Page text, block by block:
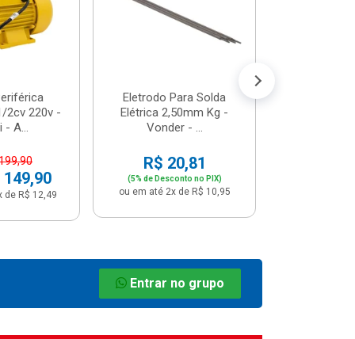
2cv 220v -
- A...
149,90
de R$ 12,49
Eletrodo Para Solda
Elétrica 2,50mm Kg -
Vonder - ...
R$ 20,81
(5% de Desconto no PIX)
ou em até 2x de R$ 10,95
Entrar no grupo